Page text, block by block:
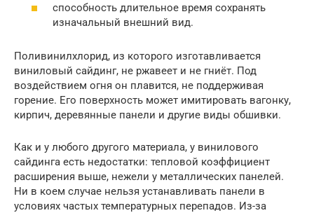
способность длительное время сохранять
изначальный внешний вид.
Поливинилхлорид, из которого изготавливается
виниловый сайдинг, не ржавеет и не гниёт. Под
воздействием огня он плавится, не поддерживая
горение. Его поверхность может имитировать вагонку,
кирпич, деревянные панели и другие виды обшивки.
Как и у любого другого материала, у винилового
сайдинга есть недостатки: тепловой коэффициент
расширения выше, нежели у металлических панелей.
Ни в коем случае нельзя устанавливать панели в
условиях частых температурных перепадов. Из-за